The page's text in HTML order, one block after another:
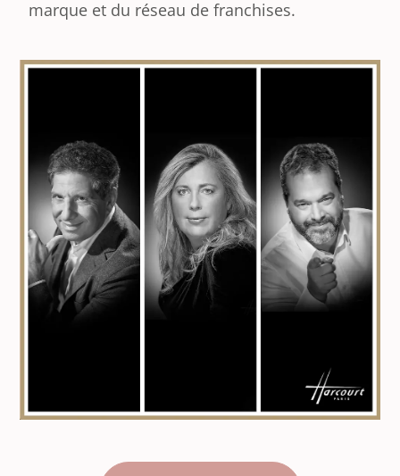
marque et du réseau de franchises.